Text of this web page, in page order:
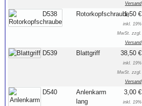
Versand
D538 Rotorkopfschraube1,50 €
inkl. 19%
MwSt. zzgl.
Versand
D539 Blattgriff 38,50 €
inkl. 19%
MwSt. zzgl.
Versand
D540
Anlenkarm
lang
3,00 €
inkl. 19%